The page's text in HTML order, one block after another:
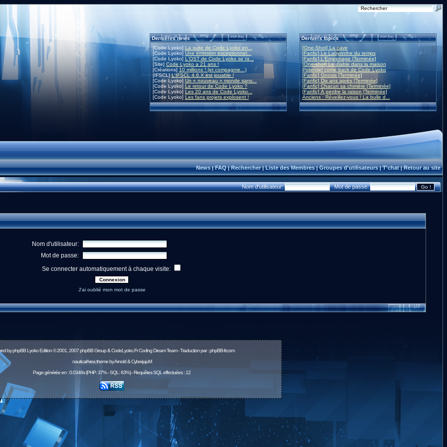
Dernières news
[Code Lyoko] La suite de Code Lyoko en...
[Code Lyoko]Une émission exceptionnel...
[Code Lyoko] L'OST de Code Lyoko se ra...
[Site] Code Lyoko a 21 ans !
[Créations] 10 millions ! (et compagnie...)
[IFSCL]L'IFSCL 4.6.X est jouable !
[Code Lyoko] Un « nouveau » monde sans...
[Code Lyoko] Le retour de Code Lyoko ?
[Code Lyoko] Les 20 ans de Code Lyoko...
[Code Lyoko] Les fans projets explosent !
Derniers topics
[One-Shot] La cave
[Fanfic] Le Labyrinthe du temps
[Fanfic] L'Engrenage [Terminée]
[One-shot] Le diable dans la maison
Potentiel come back de Code Lyoko
[Fanfic] Gnosis [Terminée]
[Fanfic] Dix ans après [Terminée]
[Fanfic] Chacun sa chimère [Terminée]
[Fanfic] À perdre la raison [Terminée]
Anciens : Réveillez-vous ! La bulle d...
News|FAQ|Rechercher|Liste des Membres|Groupes d'utilisateurs|T'chat|Retour au site
Nom d'utilisateur: Mot de passe:
Nom d'utilisateur:
Mot de passe:
Se connecter automatiquement à chaque visite:
J'ai oublié mon mot de passe
byphpBBLyoko Edition © 2001, 2007 phpBB Group & CodeLyoko.Fr Coding Dream Team - Traduction par :phpBB-fr.com
nauticalArea theme by Arnold & CyberjujuM
Page générée en : 0.0346s (PHP: 37% - SQL: 63%) - Requêtes SQL effectuées : 12